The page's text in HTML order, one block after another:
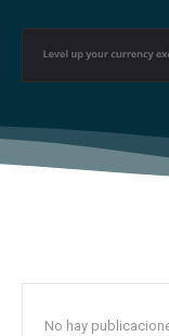
No hay